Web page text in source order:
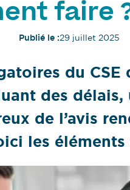
faire
Publié le :29 juillet 2025
du CSE
des
de l’avis
les